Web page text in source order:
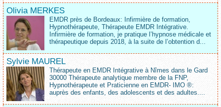
Olivia MERKES
EMDR près de Bordeaux: Infirmière de formation,
Hypnothérapeute, Thérapeute EMDR Intégrative.
Infirmière de formation, je pratique l’hypnose médicale et
thérapeutique depuis 2018, à la suite de l’obtention d...
Sylvie MAUREL
Thérapeute en EMDR Intégrative à Nîmes dans le Gard
30000 Thérapeute analytique membre de la FNP,
Hypnothérapeute et Praticienne en EMDR- IMO ®:
auprès des enfants, des adolescents et des adultes....